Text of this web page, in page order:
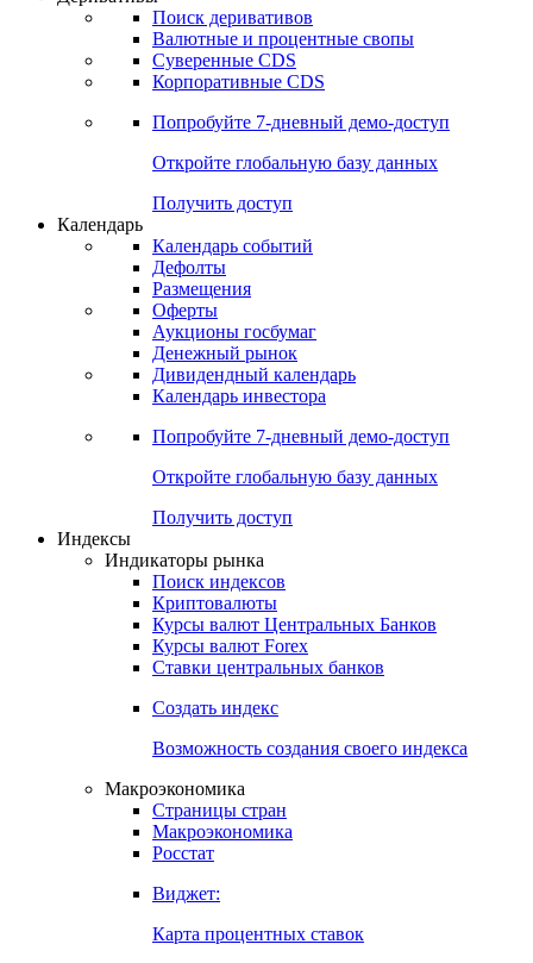
Откройте глобальную базу данных
Получить доступ
Деривативы
Валютные и процентные свопы
Корпоративные CDS
Попробуйте7-дневный
Откройте глобальную базу данных
Получить доступ
Календарь
Календарь событий
Дефолты
Размещения
Оферты
Денежный рынок
Календарь инвестора
Попробуйте7-дневный
Откройте глобальную базу данных
Получить доступ
Индикаторы рынка
Поиск индексов
Курсы валют Центральных Банков
Ставки центральных банков
Создать индекс
Возможность создания своего индекса
Страницы стран
Росстат